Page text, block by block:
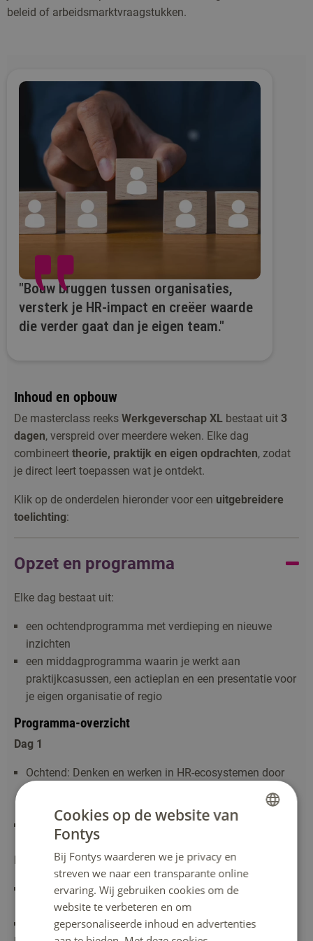
beleid of arbeidsmarktvraagstukken.
"Bouw bruggen tussen organisaties,
versterk je HR-impact en creëer waarde
die verder gaat dan je eigen team."
Inhoud en opbouw
De masterclass reeks Werkgeverschap XL bestaat uit 3
dagen, verspreid over meerdere weken. Elke dag
combineert theorie, praktijk en eigen opdrachten, zodat
je direct leert toepassen wat je ontdekt.
Klik op de onderdelen hieronder voor een uitgebreidere
toelichting:
Opzet en programma
Elke dag bestaat uit:
een ochtendprogramma met verdieping en nieuwe
inzichten
een middagprogramma waarin je werkt aan
praktijkcasussen, een actieplan en een presentatie voor
je eigen organisatie of regio
Programma-overzicht
Dag 1
Ochtend: Denken en werken in HR-ecosystemen door
Utrecht)
Middag: Samenwerken met onderwijs en bedrijfsleven
Brainport Eindhoven
Dag 2
Ochtend: Maatschappelijk betekenisvol werk door dr.
Maggie van den Heuvel (Universiteit van Amsterdam)
Middag: Samenwerken met Defensie
Cookies op de website van
Fontys
Bij Fontys waarderen we je privacy en
streven we naar een transparante online
ervaring. Wij gebruiken cookies om de
website te verbeteren en om
gepersonaliseerde inhoud en advertenties